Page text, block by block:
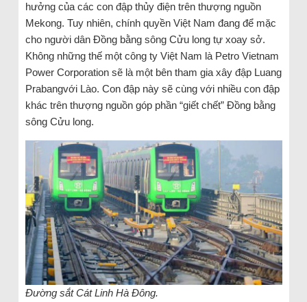
hưởng của các con đập thủy điện trên thượng nguồn
Mekong. Tuy nhiên, chính quyền Việt Nam đang để mặc
cho người dân Đồng bằng sông Cửu long tự xoay sở.
Không những thế một công ty Việt Nam là Petro Vietnam
Power Corporation sẽ là một bên tham gia xây đập Luang
Prabangvới Lào. Con đập này sẽ cùng với nhiều con đập
khác trên thượng nguồn góp phần “giết chết” Đồng bằng
sông Cửu long.
Đường sắt Cát Linh Hà Đông.